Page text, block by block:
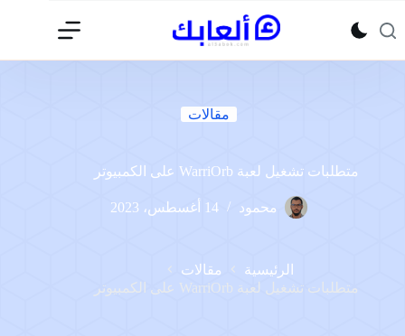
إلى
المحتوى
مقالات
متطلبات تشغيل لعبة WarriOrb على الكمبيوتر
محمود 14 أغسطس، 2023
الرئيسية
مقالات
متطلبات تشغيل لعبة WarriOrb على الكمبيوتر